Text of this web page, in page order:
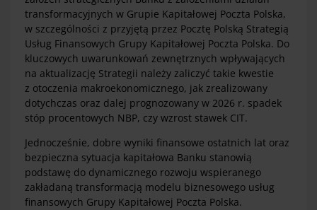
transformacyjnych w Grupie Kapitałowej Poczta Polska,
w szczególności z przyjętą przez Pocztę Polską Strategią
Usług Finansowych Grupy Kapitałowej Poczta Polska. Do
kluczowych uwarunkowań zewnętrznych wpływających
na aktualizację Strategii należy zaliczyć takie kwestie
z otoczenia makroekonomicznego, jak zrealizowany
dotychczas oraz dalej prognozowany w 2026 r. spadek
stóp procentowych NBP, czy wzrost stawek CIT.
Jednocześnie, dobre wyniki finansowe ostatnich lat oraz
bezpieczna sytuacja kapitałowa Banku stanowią
podstawę do dynamicznego rozwoju wspieranego
zakładaną transformacją modelu biznesowego usług
finansowych Grupy Kapitałowej Poczta Polska.